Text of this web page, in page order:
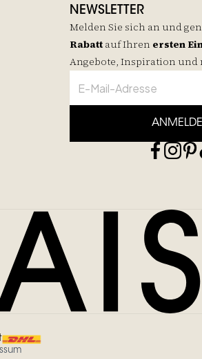
NEWSLETTER
Melden Sie sich an und
Rabatt aufIhren ersten
Angebote, Inspiration und